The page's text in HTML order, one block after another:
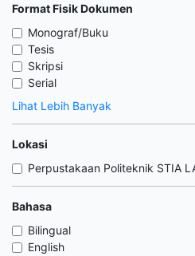
Format Fisik Dokumen
Monograf/Buku
Tesis
Skripsi
Serial
Lihat Lebih Banyak
Lokasi
Perpustakaan Politeknik STIA
Bahasa
Bilingual
English